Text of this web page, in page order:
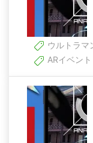
ウルトラマ
ARイベント